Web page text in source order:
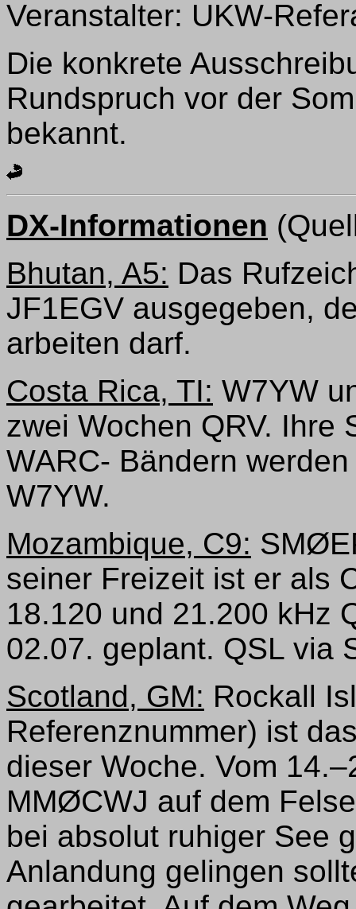
Veranstalter: UKW-
Die konkrete
Rundspruch vor der
bekannt.
DX-Informationen
Bhutan, A5: Das
JF1EGV ausgegeben,
arbeiten darf.
Costa Rica, TI: W7YW
zwei Wochen QRV. Ihre
WARC- Bändern
W7YW.
Mozambique, C9:
seiner Freizeit ist er als
18.120 und 21.200 kHz
02.07. geplant. QSL via
Scotland, GM: Rockall
Referenznummer) ist
dieser Woche. Vom
MMØCWJ auf dem
bei absolut ruhiger See
Anlandung gelingen